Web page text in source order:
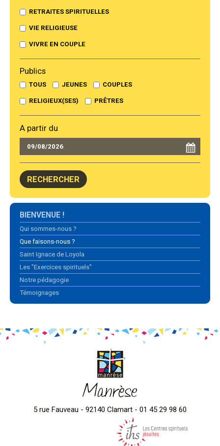
RETRAITES SPIRITUELLES
VIE RELIGIEUSE
VIVRE EN COUPLE
Publics
TOUS JEUNES COUPLES
RELIGIEUX(SES) PRÊTRES
A partir du
Navigation
BIENVENUE !
Qui sommes-nous ?
Que faisons-nous ?
Saint Ignace de Loyola
Les "Exercices spirituels"
Notre pédagogie
Témoignages
Manrèse
5 rue Fauveau - 92140 Clamart - 01 45 29 98 60